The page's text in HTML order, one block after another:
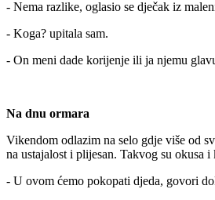
- Nema razlike, oglasio se dječak iz
- Koga? upitala sam.
- On meni dade korijenje ili ja njemu
Na dnu ormara
Vikendom odlazim na selo gdje više od
na ustajalost i plijesan. Takvog su okusa
- U ovom ćemo pokopati djeda, govori